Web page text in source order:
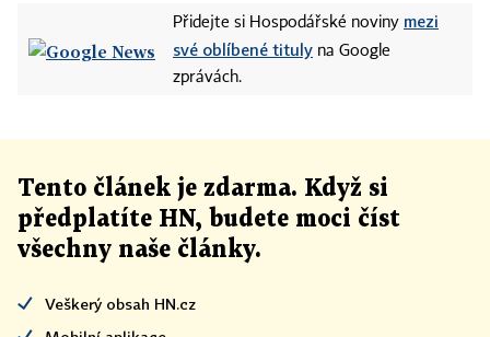
Přidejte si Hospodářské noviny mezi
své oblíbené tituly na Google
zprávách.
Tento článek je zdarma. Když si
předplatíte HN, budete moci číst
všechny naše články.
Veškerý obsah HN.cz